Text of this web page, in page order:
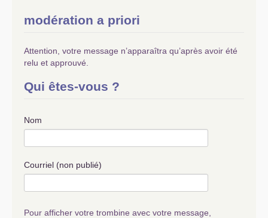
modération a priori
Attention, votre message n’apparaîtra qu’après avoir été
relu et approuvé.
Qui êtes-vous ?
Nom
Courriel (non publié)
Pour afficher votre trombine avec votre message,